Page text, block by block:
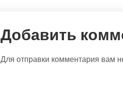
Добавить
Для отправки комментария вам